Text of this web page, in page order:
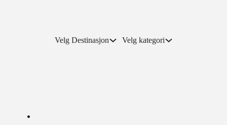
Velg Destinasjon Velg kategori